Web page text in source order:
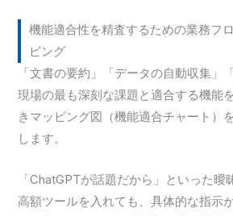
機能適合性を精査するための業務フ
ピング
「文書の要約」「データの自動収集」
現場の最も深刻な課題と適合する機能
きマッピング図（機能適合チャート）
します。
「ChatGPTが話題だから」といった曖
高額ツールを入れても、具体的な指示